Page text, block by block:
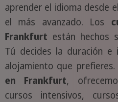
aprender el idioma desde
el más avanzado. Los
Frankfurt están hechos
Tú decides la duración
alojamiento que prefieres.
en Frankfurt,
cursos intensivos,